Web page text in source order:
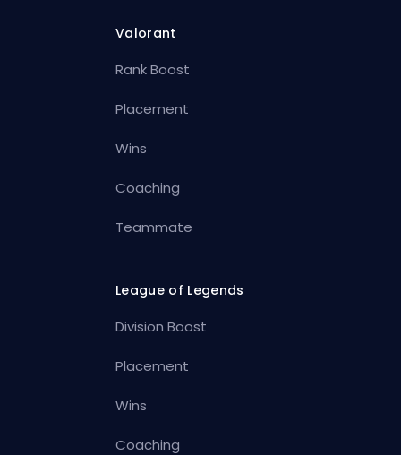
Valorant
Rank Boost
Placement
Wins
Coaching
Teammate
League of Legends
Division Boost
Placement
Wins
Coaching